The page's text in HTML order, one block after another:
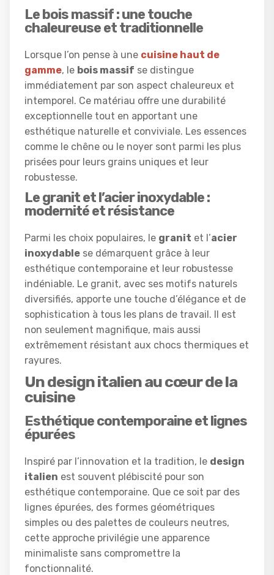
Le bois massif : une touche
chaleureuse et traditionnelle
Lorsque l’on pense à une cuisine haut de
gamme, le bois massif se distingue
immédiatement par son aspect chaleureux et
intemporel. Ce matériau offre une durabilité
exceptionnelle tout en apportant une
esthétique naturelle et conviviale. Les essences
comme le chêne ou le noyer sont parmi les plus
prisées pour leurs grains uniques et leur
robustesse.
Le granit et l’acier inoxydable :
modernité et résistance
Parmi les choix populaires, le granit et l’acier
inoxydable se démarquent grâce à leur
esthétique contemporaine et leur robustesse
indéniable. Le granit, avec ses motifs naturels
diversifiés, apporte une touche d’élégance et de
sophistication à tous les plans de travail. Il est
non seulement magnifique, mais aussi
extrêmement résistant aux chocs thermiques et
rayures.
Un design italien au cœur de la
cuisine
Esthétique contemporaine et lignes
épurées
Inspiré par l’innovation et la tradition, le design
italien est souvent plébiscité pour son
esthétique contemporaine. Que ce soit par des
lignes épurées, des formes géométriques
simples ou des palettes de couleurs neutres,
cette approche privilégie une apparence
minimaliste sans compromettre la
fonctionnalité.